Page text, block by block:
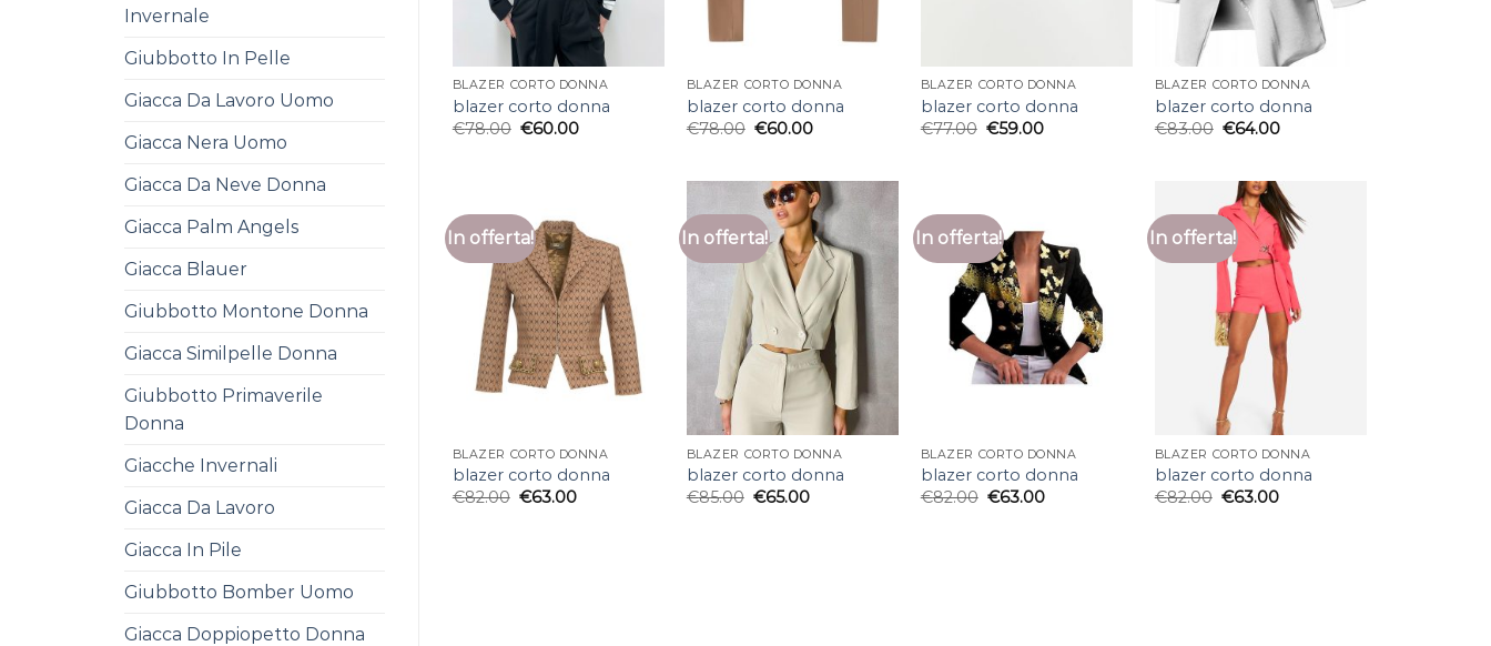
Invernale
Giubbotto In Pelle
Giacca Da Lavoro Uomo
Giacca Nera Uomo
Giacca Da Neve Donna
Giacca Palm Angels
Giacca Blauer
Giubbotto Montone Donna
Giacca Similpelle Donna
Giubbotto Primaverile
Donna
Giacche Invernali
Giacca Da Lavoro
Giacca In Pile
Giubbotto Bomber Uomo
Giacca Doppiopetto Donna
BLAZER CORTO DONNA
blazer corto donna
€78.00 €60.00
BLAZER CORTO DONNA
blazer corto donna
€78.00 €60.00
BLAZER CORTO DONNA
blazer corto donna
€77.00 €59.00
BLAZER CORTO DONNA
blazer corto donna
€83.00 €64.00
In offerta!
BLAZER CORTO DONNA
blazer corto donna
€82.00 €63.00
In offerta!
BLAZER CORTO DONNA
blazer corto donna
€85.00 €65.00
In offerta!
BLAZER CORTO DONNA
blazer corto donna
€82.00 €63.00
In offerta!
BLAZER CORTO DONNA
blazer corto donna
€82.00 €63.00